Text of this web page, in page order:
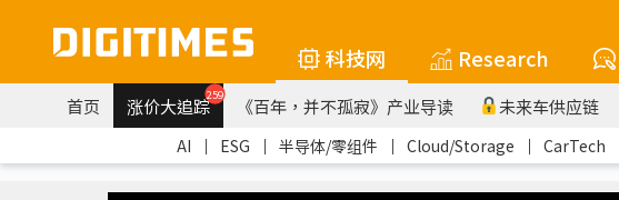
科技网 Research
首页 涨价大追踪259 《百年，并不孤寂》产业导读 未来车供应链
AI ｜ ESG ｜ 半导体/零组件 ｜ Cloud/Storage ｜ CarTech